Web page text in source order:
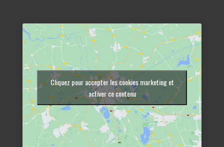
Cliquez pour accepter les cookies marketing et
activer ce contenu